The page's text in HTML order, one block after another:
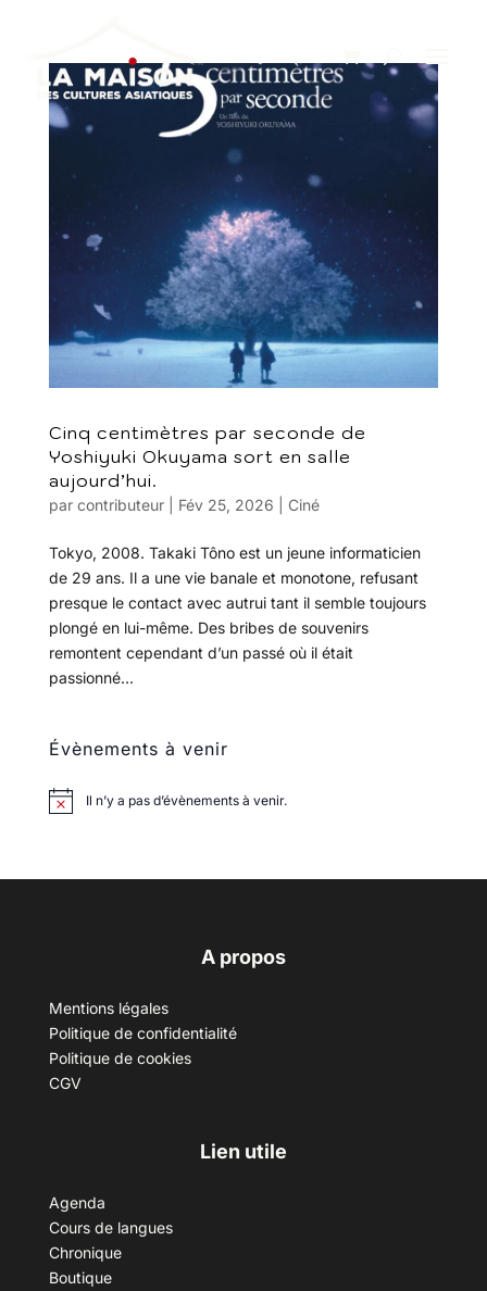
Cinq centimètres par seconde de
Yoshiyuki Okuyama sort en salle
aujourd’hui.
par contributeur| Fév 25, 2026 Ciné
Tokyo, 2008. Takaki Tôno est un jeune informaticien
de 29 ans. Il a une vie banale et monotone, refusant
presque le contact avec autrui tant il semble toujours
plongé en lui-même. Des bribes de souvenirs
remontent cependant d’un passé où il était
passionné...
Évènements à venir
Il n’y a pas d’évènements à venir.
A propos
Mentions légales
Politique de confidentialité
Politique de cookies
CGV
Lien utile
Agenda
Cours de langues
Chronique
Boutique